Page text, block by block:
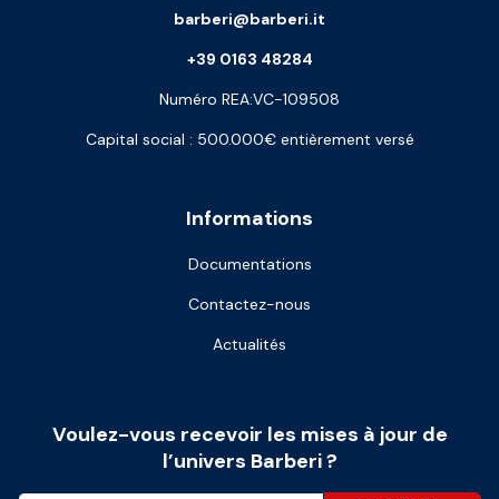
Informations
Documentations
Contactez-nous
Actualités
barberi@barberi.it
+39 0163 48284
Numéro REA:VC-109508
Capital social : 500.000€ entièrement versé
Voulez-vous recevoir les mises à jour de
l’univers Barberi ?